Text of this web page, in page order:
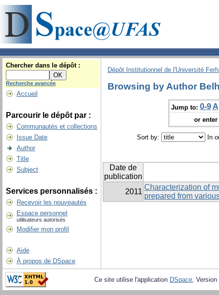
Chercher dans le dépôt :
Recherche avancée
Accueil
Parcourir le dépôt par :
Communautés et collections
Issue Date
Author
Title
Subject
Services personnalisés :
Recevoir les nouveautés
Espace personnel
utilisateurs autorisés
Modifier mon profil
Aide
À propos de DSpace
Dépôt Institutionnel de l'Université
Browsing by Author
Jump to: 0-9 A
or
Sort by: In
Date de
publication
2011
Characterization of
prepared from
Ce site utilise l'application DSpace,